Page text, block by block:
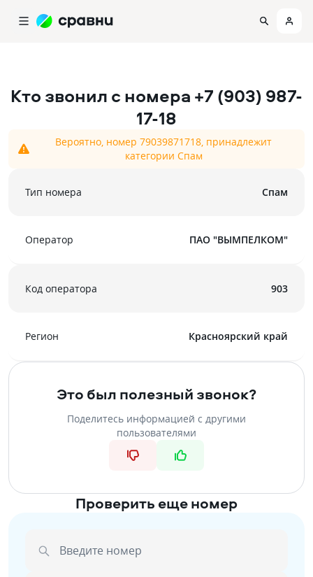
Кто звонил с номера +7 (903) 987-
17-18
Вероятно, номер 79039871718, принадлежит
категории Спам
Тип номера Спам
Оператор ПАО "ВЫМПЕЛКОМ"
Код оператора 903
Регион Красноярский край
Это был полезный звонок?
Поделитесь информацией с другими
пользователями
Проверить еще номер
Введите номер